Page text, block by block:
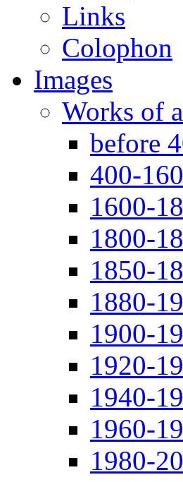
Links
Colophon
Images
Works of
before
400-
1600-
1800-
1850-
1880-
1900-
1920-
1940-
1960-
1980-